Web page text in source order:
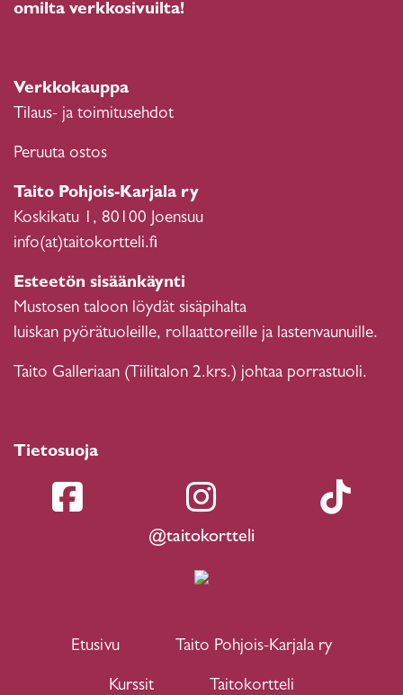
omilta verkkosivuilta!
Verkkokauppa
Tilaus- ja toimitusehdot
Peruuta ostos
Taito Pohjois-Karjala ry
Koskikatu 1, 80100 Joensuu
info(at)taitokortteli.fi
Esteetön sisäänkäynti
Mustosen taloon löydät sisäpihalta
luiskan pyörätuoleille, rollaattoreille ja lastenvaunuille.
Taito Galleriaan (Tiilitalon 2.krs.) johtaa porrastuoli.
Tietosuoja
@taitokortteli
Etusivu Taito Pohjois-Karjala ry
Kurssit Taitokortteli